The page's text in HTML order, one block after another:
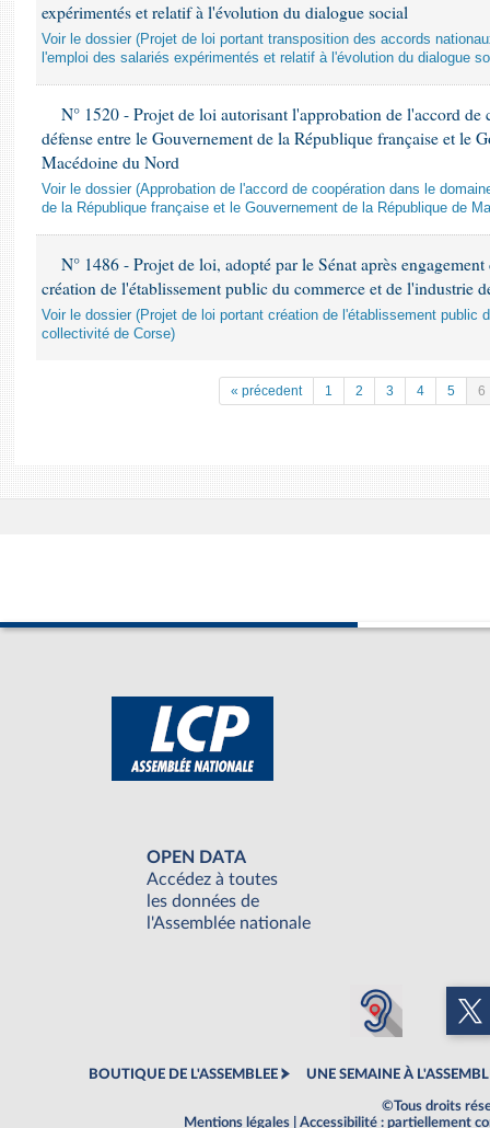
expérimentés et relatif à l'évolution du dialogue social
Voir le dossier (Projet de loi portant transposition des accords
l'emploi des salariés expérimentés et relatif à l'évolution du dialogue
N° 1520 - Projet de loi autorisant l'approbation de l'accord de
défense entre le Gouvernement de la République française et le
Macédoine du Nord
Voir le dossier (Approbation de l'accord de coopération dans le
de la République française et le Gouvernement de la République de
N° 1486 - Projet de loi, adopté par le Sénat après
création de l'établissement public du commerce et de l'industrie
Voir le dossier (Projet de loi portant création de l'établissement public
collectivité de Corse)
« précedent 1 2 3 4 5 6
OPEN DATA
Accédez à toutes
les données de
l'Assemblée nationale
BOUTIQUE DE L'ASSEMBLEE UNE SEMAINE À
©Tous droits
Mentions légales
Accessibilité : partiellement